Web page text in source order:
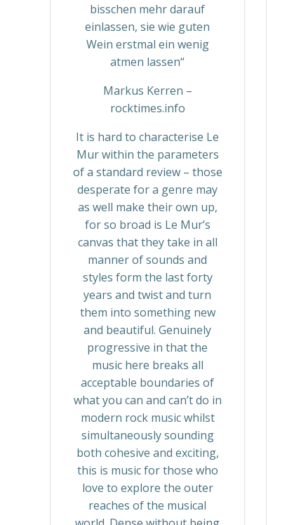
bisschen mehr darauf
einlassen, sie wie guten
Wein erstmal ein wenig
atmen lassen“
Markus Kerren –
rocktimes.info
It is hard to characterise Le
Mur within the parameters
of a standard review – those
desperate for a genre may
as well make their own up,
for so broad is Le Mur’s
canvas that they take in all
manner of sounds and
styles form the last forty
years and twist and turn
them into something new
and beautiful. Genuinely
progressive in that the
music here breaks all
acceptable boundaries of
what you can and can’t do in
modern rock music whilst
simultaneously sounding
both cohesive and exciting,
this is music for those who
love to explore the outer
reaches of the musical